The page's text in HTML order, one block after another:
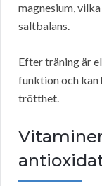
magnesium,
saltbalans.
Efter träning är
funktion och kan
trötthet.